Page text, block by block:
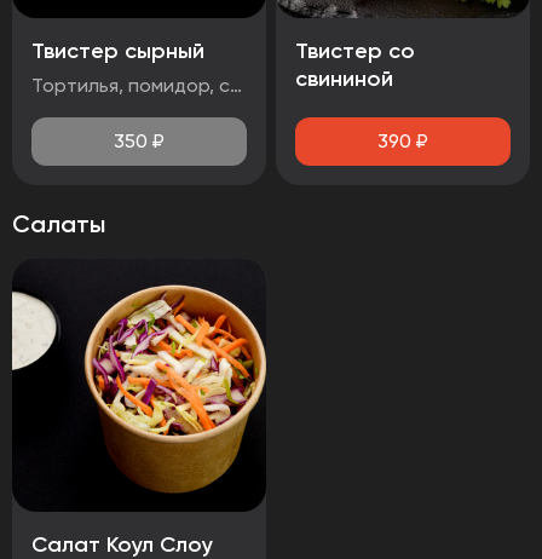
Твистер сырный
Тортилья, помидор, салат айсберг, сыр чеддер, стрипсы 2шт., соус сырный
350 ₽
Твистер со
свининой
390 ₽
Салаты
Салат Коул Слоу